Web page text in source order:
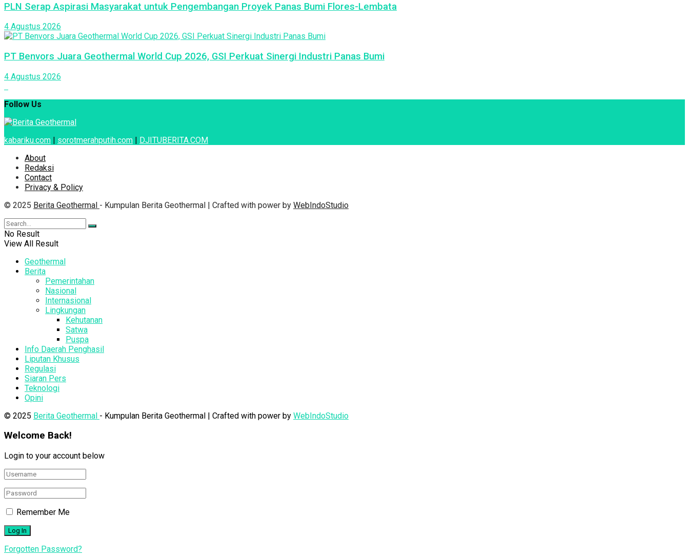
PLN Serap Aspirasi Masyarakat untuk Pengembangan Proyek Panas Bumi Flores-Lembata
4 Agustus 2026
PT Benvors Juara Geothermal World Cup 2026, GSI Perkuat Sinergi Industri Panas Bumi
4 Agustus 2026
Follow Us
kabariku.com | sorotmerahputih.com | DJITUBERITA.COM
About
Redaksi
Contact
Privacy & Policy
© 2025 Berita Geothermal - Kumpulan Berita Geothermal | Crafted with power by WebIndoStudio
No Result
View All Result
Geothermal
Berita
Pemerintahan
Nasional
Internasional
Lingkungan
Kehutanan
Satwa
Puspa
Info Daerah Penghasil
Liputan Khusus
Regulasi
Siaran Pers
Teknologi
Opini
© 2025 Berita Geothermal - Kumpulan Berita Geothermal | Crafted with power by WebIndoStudio
Welcome Back!
Login to your account below
Remember Me
Forgotten Password?